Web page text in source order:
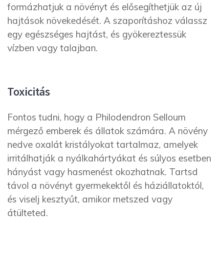
formázhatjuk a növényt és elősegíthetjük az új
hajtások növekedését. A szaporításhoz válassz
egy egészséges hajtást, és gyökereztessük
vízben vagy talajban.
Toxicitás
Fontos tudni, hogy a Philodendron Selloum
mérgező emberek és állatok számára. A növény
nedve oxalát kristályokat tartalmaz, amelyek
irritálhatják a nyálkahártyákat és súlyos esetben
hányást vagy hasmenést okozhatnak. Tartsd
távol a növényt gyermekektől és háziállatoktól,
és viselj kesztyűt, amikor metszed vagy
átülteted.